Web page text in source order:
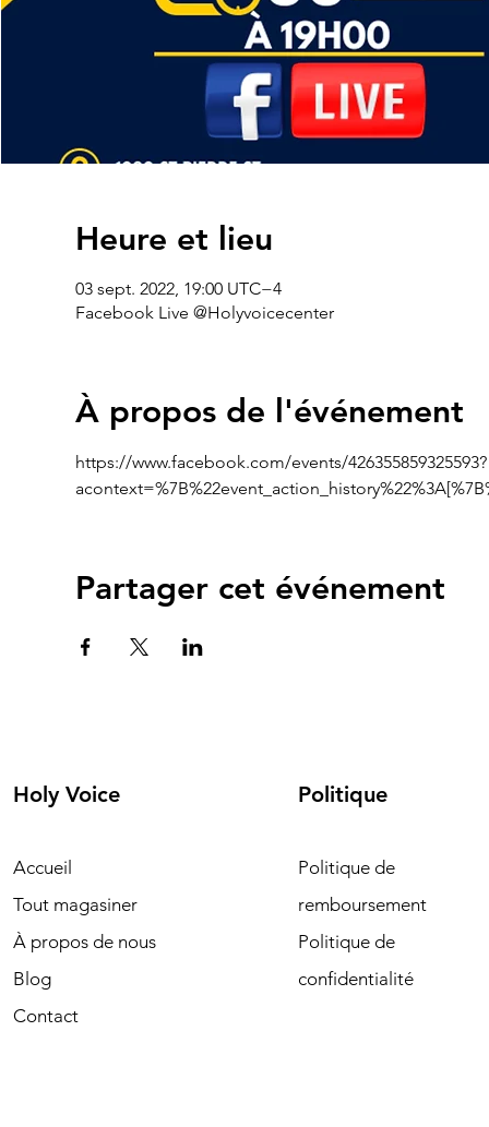
Heure et lieu
03 sept. 2022, 19:00 UTC−4
Facebook Live @Holyvoicecenter
À propos de l'événement
https://www.facebook.com/events/426355859325593?
Partager cet événement
Holy Voice
Accueil
Tout magasiner
À propos de nous
Blog
Contact
Politique
Politique de
remboursement
Politique de
confidentialité